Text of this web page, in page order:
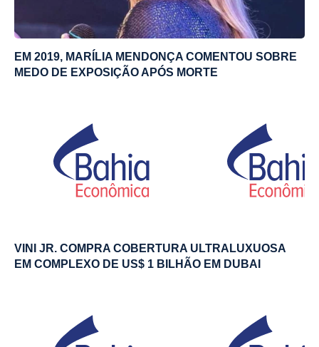
EM 2019, MARÍLIA MENDONÇA COMENTOU SOBRE
MEDO DE EXPOSIÇÃO APÓS MORTE
VINI JR. COMPRA COBERTURA ULTRALUXUOSA
EM COMPLEXO DE US$ 1 BILHÃO EM DUBAI